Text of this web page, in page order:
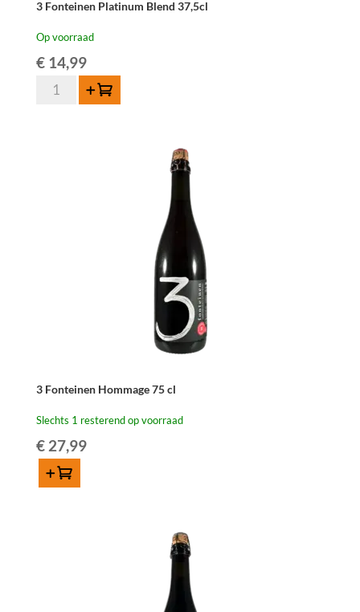
3 Fonteinen Platinum Blend 37,5cl
Op voorraad
€14,99
Fonteinen
Toevoegen
3 Fonteinen Hommage 75 cl
Slechts 1 resterend op voorraad
€27,99
Toevoegen